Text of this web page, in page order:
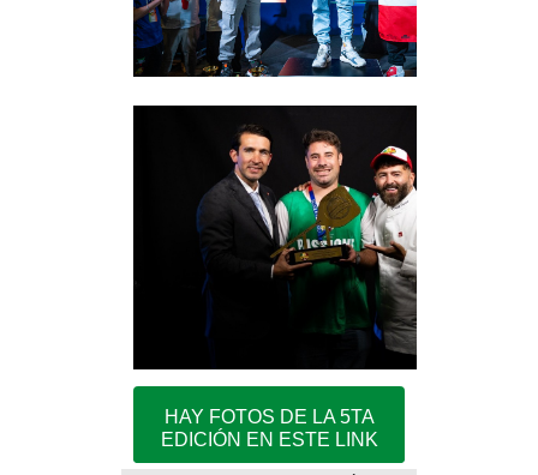
HAY FOTOS DE LA 5TA
EDICIÓN EN ESTE LINK